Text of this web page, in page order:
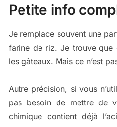
Petite info
Je remplace souvent une
farine de riz. Je trouve que
les gâteaux. Mais ce n’est
Autre précision, si vous
pas besoin de mettre de
chimique contient déjà